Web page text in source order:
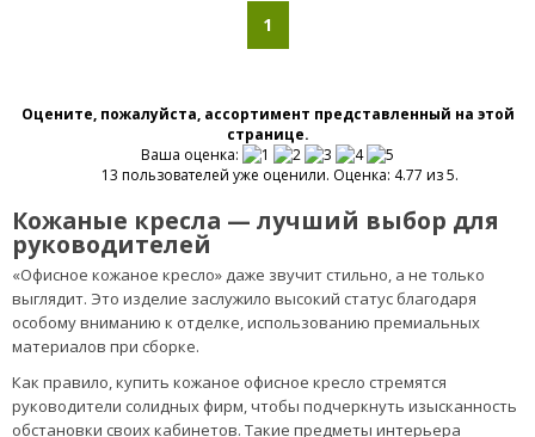
1
Оцените, пожалуйста, ассортимент представленный на этой
странице.
Ваша оценка:
13 пользователей уже оценили. Оценка: 4.77 из 5.
Кожаные кресла — лучший выбор для
руководителей
«Офисное кожаное кресло» даже звучит стильно, а не только
выглядит. Это изделие заслужило высокий статус благодаря
особому вниманию к отделке, использованию премиальных
материалов при сборке.
Как правило, купить кожаное офисное кресло стремятся
руководители солидных фирм, чтобы подчеркнуть изысканность
обстановки своих кабинетов. Такие предметы интерьера